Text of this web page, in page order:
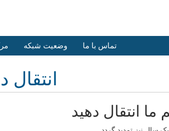
وضعیت شبکه تماس با ما
انتقال
انتقال دهید